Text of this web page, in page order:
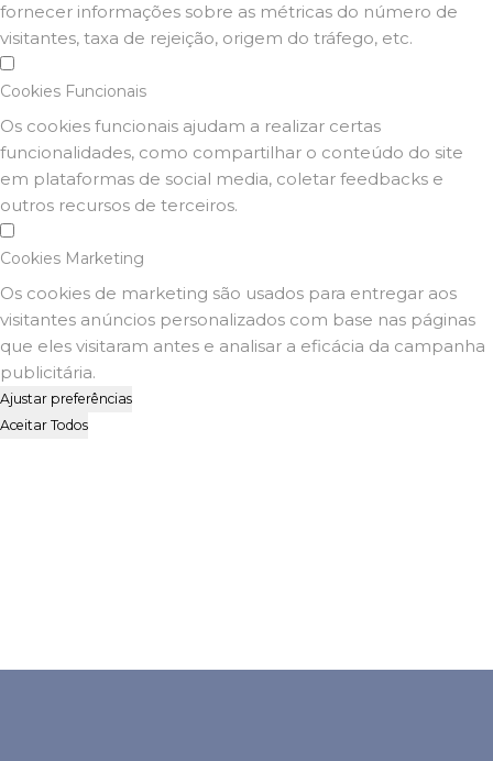
fornecer informações sobre as métricas do número de
visitantes, taxa de rejeição, origem do tráfego, etc.
Cookies Funcionais
Os cookies funcionais ajudam a realizar certas
funcionalidades, como compartilhar o conteúdo do site
em plataformas de social media, coletar feedbacks e
outros recursos de terceiros.
Cookies Marketing
Os cookies de marketing são usados para entregar aos
visitantes anúncios personalizados com base nas páginas
que eles visitaram antes e analisar a eficácia da campanha
publicitária.
Ajustar preferências
Aceitar Todos